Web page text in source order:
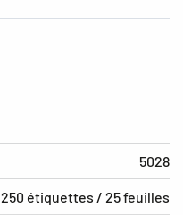
5028
250 étiquettes / 25 feuilles